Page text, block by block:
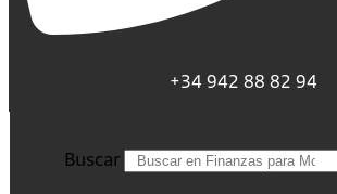
+34 942 88 82 94
Buscar